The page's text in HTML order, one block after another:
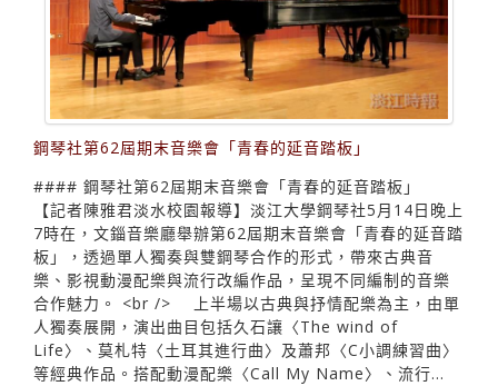
鋼琴社第62屆期末音樂會「青春的延音踏板」
#### 鋼琴社第62屆期末音樂會「青春的延音踏板」
【記者陳雅君淡水校園報導】淡江大學鋼琴社5月14日晚上
7時在，文錙音樂廳舉辦第62屆期末音樂會「青春的延音踏
板」，透過單人獨奏與雙鋼琴合作的形式，帶來古典音
樂、影視動漫配樂與流行改編作品，呈現不同編制的音樂
合作魅力。 <br /> 上半場以古典與抒情配樂為主，由單
人獨奏展開，演出曲目包括久石讓〈The wind of
Life〉、莫札特〈土耳其進行曲〉及蕭邦〈C小調練習曲〉
等經典作品。搭配動漫配樂〈Call My Name〉、流行...